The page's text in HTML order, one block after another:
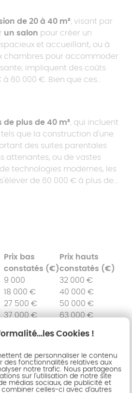
le processus relativement
tout en offrant un excellent
en termes de valeur
de 20 à 40 m², visant par
un salon pour créer un
et accueillant, ou à
chambres pour accommoder
impliquent des coûts
60 000 €. Bien que ces
et puissent requérir
même la démolition de
ils offrent une opportunité
la fonctionnalité et l'attrait
justifie l'investissement.
de plus de 40 m², qui incluent
que la construction d'une
des suites parentales
attenantes, ou de vastes
de technologies modernes, les
de 60 000 € à plus de
d'envergure nécessitent une
spécifiques, les
l'intervention d'architectes, de
et de paysagistes pour
aux besoins et aux désirs
Prix bas
constatés (€)
Prix hauts
constatés (€)
9 000
32 000 €
18 000 €
40 000 €
27 500 €
50 000 €
37 000 €
63 000 €
+ 50 000 € + 100 000 €
prix des
Cookies !
de personnaliser le contenu
des fonctionnalités relatives aux
notre trafic. Nous partageons
sur l'utilisation de notre site
médias sociaux, de publicité et
combiner celles-ci avec d'autres